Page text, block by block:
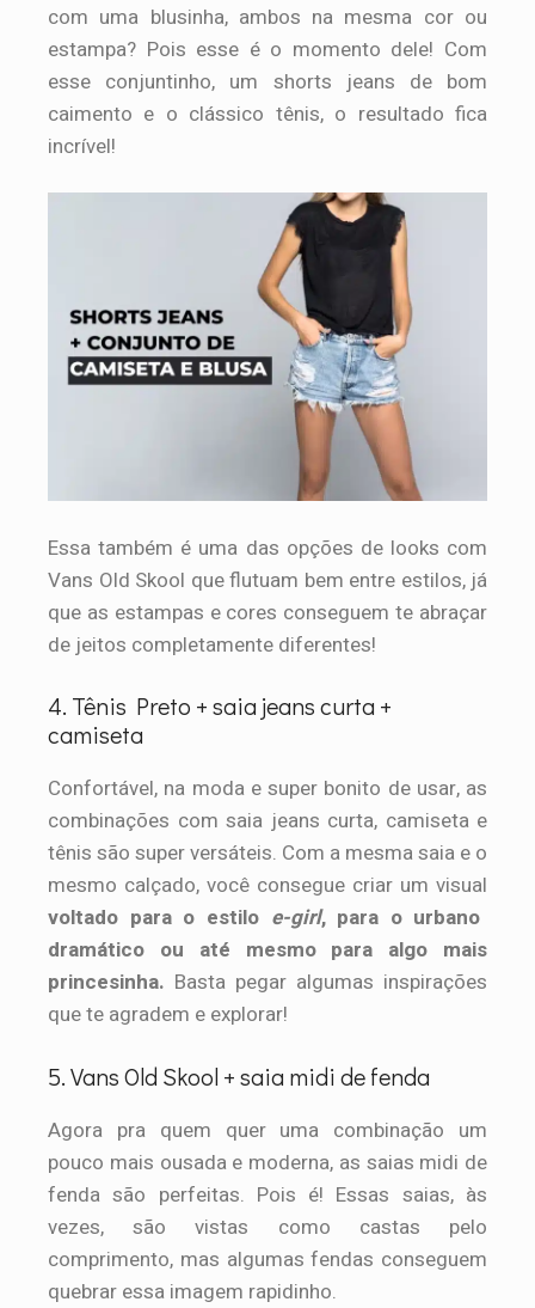
com uma blusinha, ambos na mesma cor ou
estampa? Pois esse é o momento dele! Com
esse conjuntinho, um shorts jeans de bom
caimento e o clássico tênis, o resultado fica
incrível!
Essa também é uma das opções de looks com
Vans Old Skool que flutuam bem entre estilos, já
que as estampas e cores conseguem te abraçar
de jeitos completamente diferentes!
4. Tênis Preto + saia jeans curta +
camiseta
Confortável, na moda e super bonito de usar, as
combinações com saia jeans curta, camiseta e
tênis são super versáteis. Com a mesma saia e o
mesmo calçado, você consegue criar um visual
voltado para o estiloe-girl, para o urbano
dramático ou até mesmo para algo mais
princesinha. Basta pegar algumas inspirações
que te agradem e explorar!
5. Vans Old Skool + saia midi de fenda
Agora pra quem quer uma combinação um
pouco mais ousada e moderna, as saias midi de
fenda são perfeitas. Pois é! Essas saias, às
vezes, são vistas como castas pelo
comprimento, mas algumas fendas conseguem
quebrar essa imagem rapidinho.